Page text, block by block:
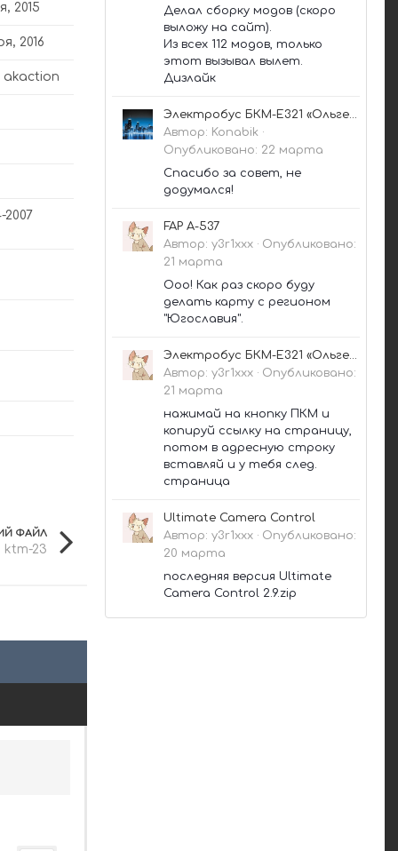
2015
2016
akaction
2007
ФАЙЛ
ktm-23
Делал сборку модов (скоро
выложу на сайт).
Из всех 112 модов, только
этот вызывал вылет.
Дизлайк
Электробус БКМ-Е321 «Ольгерд»
Автор: Konabik ·
Опубликовано: 22 марта
Спасибо за совет, не
додумался!
FAP A-537
Автор: y3r1xxx · Опубликовано:
21 марта
Ооо! Как раз скоро буду
делать карту с регионом
"Югославия".
Электробус БКМ-Е321 «Ольгерд»
Автор: y3r1xxx · Опубликовано:
21 марта
нажимай на кнопку ПКМ и
копируй ссылку на страницу,
потом в адресную строку
вставляй и у тебя след.
страница
Ultimate Camera Control
Автор: y3r1xxx · Опубликовано:
20 марта
последняя версия Ultimate
Camera Control 2.9.zip